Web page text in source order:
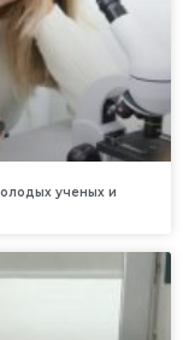
ученых и